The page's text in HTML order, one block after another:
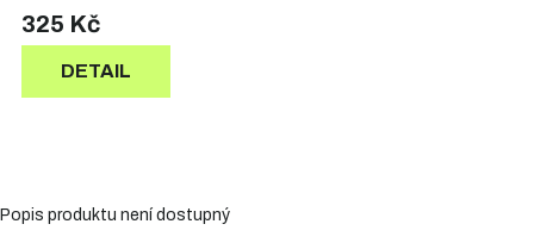
325 Kč
DETAIL
Popis produktu není dostupný